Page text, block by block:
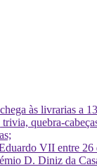
às livrarias a
quebra-
VII entre
D. Diniz da